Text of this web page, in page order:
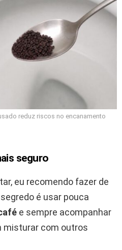
reduz riscos no encanamento
seguro
eu recomendo fazer de
é usar pouca
e sempre acompanhar
misturar com outros